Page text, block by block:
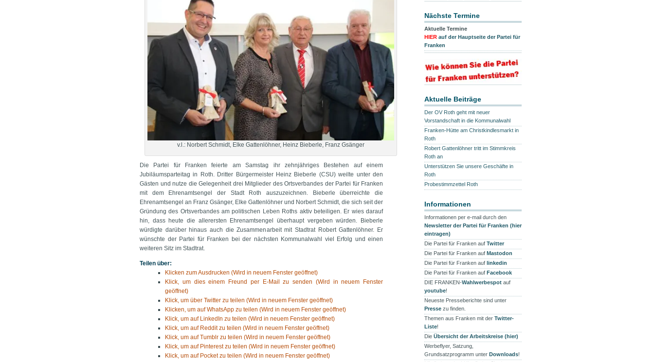
v.l.: Norbert Schmidt, Elke Gattenlöhner, Heinz Bieberle, Franz Gsänger
Die Partei für Franken feierte am Samstag ihr zehnjähriges Bestehen auf einem
Jubiläumsparteitag in Roth. Dritter Bürgermeister Heinz Bieberle (CSU) weilte unter den
Gästen und nutze die Gelegenheit drei Mitglieder des Ortsverbandes der Partei für Franken
mit dem Ehrenamtsengel der Stadt Roth auszuzeichnen. Bieberle überreichte die
Ehrenamtsengel an Franz Gsänger, Elke Gattenlöhner und Norbert Schmidt, die sich seit der
Gründung des Ortsverbandes am politischen Leben Roths aktiv beteiligen. Er wies darauf
hin, dass heute die allerersten Ehrenamtsengel überhaupt vergeben würden. Bieberle
würdigte darüber hinaus auch die Zusammenarbeit mit Stadtrat Robert Gattenlöhner. Er
wünschte der Partei für Franken bei der nächsten Kommunalwahl viel Erfolg und einen
weiteren Sitz im Stadtrat.
Teilen über:
Klicken zum Ausdrucken (Wird in neuem Fenster geöffnet)
Klick, um dies einem Freund per E-Mail zu senden (Wird in neuem Fenster
geöffnet)
Klick, um über Twitter zu teilen (Wird in neuem Fenster geöffnet)
Klicken, um auf WhatsApp zu teilen (Wird in neuem Fenster geöffnet)
Klick, um auf LinkedIn zu teilen (Wird in neuem Fenster geöffnet)
Klick, um auf Reddit zu teilen (Wird in neuem Fenster geöffnet)
Klick, um auf Tumblr zu teilen (Wird in neuem Fenster geöffnet)
Klick, um auf Pinterest zu teilen (Wird in neuem Fenster geöffnet)
Klick, um auf Pocket zu teilen (Wird in neuem Fenster geöffnet)
Nächste Termine
Aktuelle Termine
HIER auf der Hauptseite der Partei für
Franken
Aktuelle Beiträge
Der OV Roth geht mit neuer
Vorstandschaft in die Kommunalwahl
Franken-Hütte am Christkindlesmarkt in
Roth
Robert Gattenlöhner tritt im Stimmkreis
Roth an
Unterstützen Sie unsere Geschäfte in
Roth
Probestimmzettel Roth
Informationen
Informationen per e-mail durch den
Newsletter der Partei für Franken (hier
eintragen)
Die Partei für Franken auf Twitter
Die Partei für Franken auf Mastodon
Die Partei für Franken auf linkedin
Die Partei für Franken auf Facebook
DIE FRANKEN-Wahlwerbespot auf
youtube!
Neueste Presseberichte sind unter
Presse zu finden.
Themen aus Franken mit der Twitter-
Liste!
Die Übersicht der Arbeitskreise (hier)
Werbeflyer, Satzung,
Grundsatzprogramm unter Downloads!